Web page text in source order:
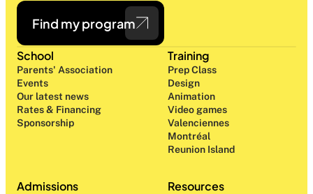
Find my program
School
Parents' Association
Events
Our latest news
Rates & Financing
Sponsorship
Training
Prep Class
Design
Animation
Video games
Valenciennes
Montréal
Reunion Island
Admissions Resources